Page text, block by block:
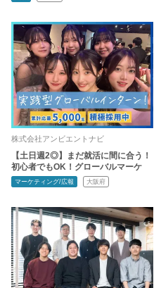
株式会社アンビエントナビ
【土日週2◎】まだ就活に間に合う！
初心者でもOK！グローバルマーケ
マーケティング/広報 大阪府